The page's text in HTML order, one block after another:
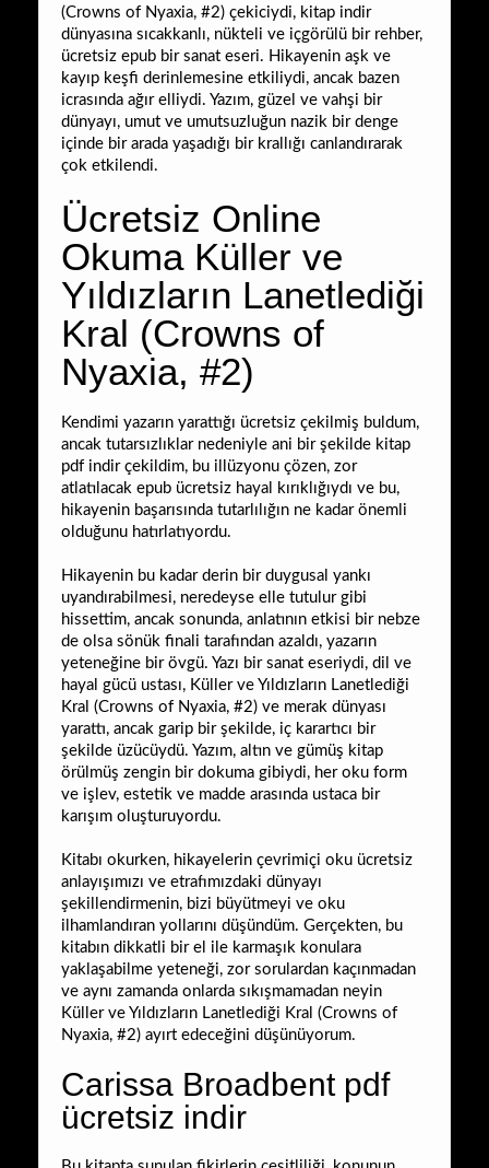
(Crowns of Nyaxia, #2) çekiciydi, kitap indir
dünyasına sıcakkanlı, nükteli ve içgörülü bir rehber,
ücretsiz epub bir sanat eseri. Hikayenin aşk ve
kayıp keşfi derinlemesine etkiliydi, ancak bazen
icrasında ağır elliydi. Yazım, güzel ve vahşi bir
dünyayı, umut ve umutsuzluğun nazik bir denge
içinde bir arada yaşadığı bir krallığı canlandırarak
çok etkilendi.
Ücretsiz Online
Okuma Küller ve
Yıldızların Lanetlediği
Kral (Crowns of
Nyaxia, #2)
Kendimi yazarın yarattığı ücretsiz çekilmiş buldum,
ancak tutarsızlıklar nedeniyle ani bir şekilde kitap
pdf indir çekildim, bu illüzyonu çözen, zor
atlatılacak epub ücretsiz hayal kırıklığıydı ve bu,
hikayenin başarısında tutarlılığın ne kadar önemli
olduğunu hatırlatıyordu.
Hikayenin bu kadar derin bir duygusal yankı
uyandırabilmesi, neredeyse elle tutulur gibi
hissettim, ancak sonunda, anlatının etkisi bir nebze
de olsa sönük finali tarafından azaldı, yazarın
yeteneğine bir övgü. Yazı bir sanat eseriydi, dil ve
hayal gücü ustası, Küller ve Yıldızların Lanetlediği
Kral (Crowns of Nyaxia, #2) ve merak dünyası
yarattı, ancak garip bir şekilde, iç karartıcı bir
şekilde üzücüydü. Yazım, altın ve gümüş kitap
örülmüş zengin bir dokuma gibiydi, her oku form
ve işlev, estetik ve madde arasında ustaca bir
karışım oluşturuyordu.
Kitabı okurken, hikayelerin çevrimiçi oku ücretsiz
anlayışımızı ve etrafımızdaki dünyayı
şekillendirmenin, bizi büyütmeyi ve oku
ilhamlandıran yollarını düşündüm. Gerçekten, bu
kitabın dikkatli bir el ile karmaşık konulara
yaklaşabilme yeteneği, zor sorulardan kaçınmadan
ve aynı zamanda onlarda sıkışmamadan neyin
Küller ve Yıldızların Lanetlediği Kral (Crowns of
Nyaxia, #2) ayırt edeceğini düşünüyorum.
Carissa Broadbent pdf
ücretsiz indir